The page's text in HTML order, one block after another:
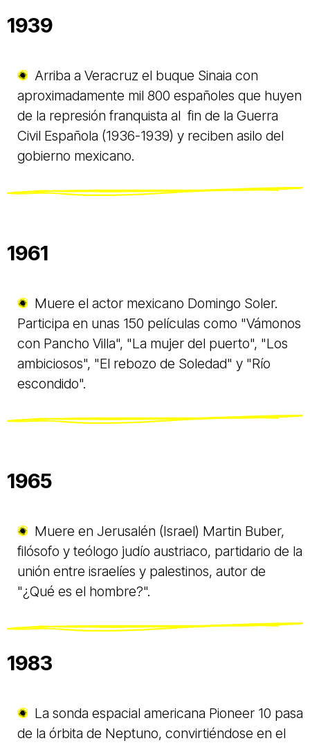
1939
Arriba a Veracruz el buque Sinaia con
aproximadamente mil 800 españoles que huyen
de la represión franquista al fin de la Guerra
Civil Española (1936-1939) y reciben asilo del
gobierno mexicano.
1961
Muere el actor mexicano Domingo Soler.
Participa en unas 150 películas como "Vámonos
con Pancho Villa", "La mujer del puerto", "Los
ambiciosos", "El rebozo de Soledad" y "Río
escondido".
1965
Muere en Jerusalén (Israel) Martin Buber,
filósofo y teólogo judío austriaco, partidario de la
unión entre israelíes y palestinos, autor de
"¿Qué es el hombre?".
1983
La sonda espacial americana Pioneer 10 pasa
de la órbita de Neptuno, convirtiéndose en el